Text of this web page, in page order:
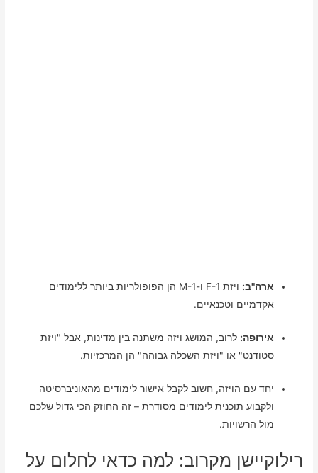
ארה"ב:
ויזת F-1 ו-M-1 הן הפופולריות ביותר ללימודים
אקדמיים וטכנאיים.
אירופה: לרוב, המושג ויזה משתנה בין מדינות, אבל "ויזת
סטודנט" או "ויזת השכלה גבוהה" הן המרכזיות.
יחד עם הויזה, חשוב לקבל אישור לימודים מהאוניברסיטה
ולקבוע תוכנית לימודים מסודרת – זה החוזק הכי גדול שלכם
מול הרשויות.
רילוקיישן מקרוב: למה כדאי לחלום על